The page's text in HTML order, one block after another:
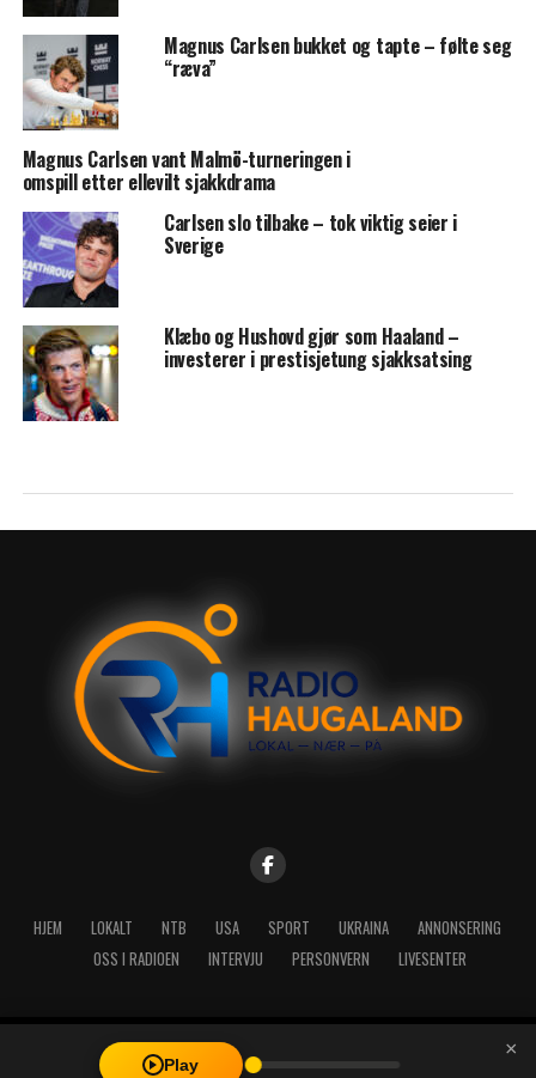
Magnus Carlsen bukket og tapte – følte seg
“ræva”
Magnus Carlsen vant Malmö-turneringen i
omspill etter ellevilt sjakkdrama
Carlsen slo tilbake – tok viktig seier i
Sverige
Klæbo og Hushovd gjør som Haaland –
investerer i prestisjetung sjakksatsing
HJEM LOKALT NTB USA SPORT UKRAINA
ANNONSERING
OSS I RADIOEN
INTERVJU PERSONVERN LIVESENTER
Copyright © 2026 A-Media AS | Radio Haugaland - Haraldsgata 114,
5527 Haugesund - Mail: post@radioh.no - Telefon: 52717273
Play
×